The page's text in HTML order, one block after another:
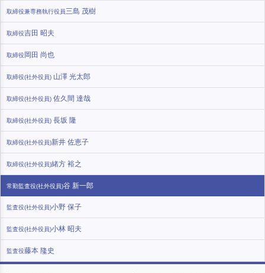
取締役兼専務執行役員三島 茂樹
取締役吉田 昭夫
取締役岡田 尚也
取締役(社外役員) 山澤 光太郎
取締役(社外役員) 佐久間 達哉
取締役(社外役員) 長坂 隆
取締役(社外役員)新井 佐恵子
取締役(社外役員)緒方 裕之
常勤監査役(社外役員)谷 新一郎
監査役(社外役員)小野 保子
監査役(社外役員)小林 昭夫
監査役藤本 隆史